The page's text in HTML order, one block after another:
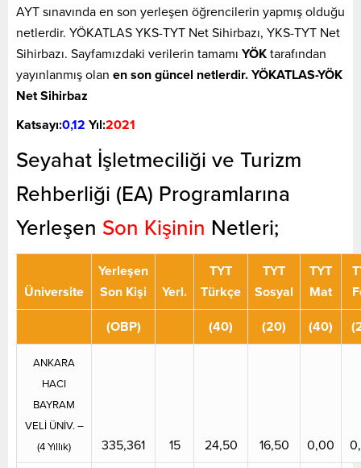
AYT sınavında en son yerleşen öğrencilerin yapmış olduğu
netlerdir. YÖKATLAS YKS-TYT Net Sihirbazı, YKS-TYT Net
Sihirbazı. Sayfamızdaki verilerin tamamı YÖK tarafından
yayınlanmış olan en son güncel netlerdir. YÖKATLAS-YÖK
Net Sihirbaz
Katsayı:0,12 Yıl:2021
Seyahat İşletmeciliği ve Turizm
Rehberliği (EA) Programlarına
Yerleşen Son Kişinin Netleri;
Üniversite
Yerleşen
Son Kişi
Yerl.
TYT
Türkçe
TYT
Sosyal
TYT
Mat
(OBP) (40) (20) (40)
ANKARA
HACI
BAYRAM
VELİ ÜNİV. –
(4 Yıllık)
335,361 15 24,50 16,50 0,00